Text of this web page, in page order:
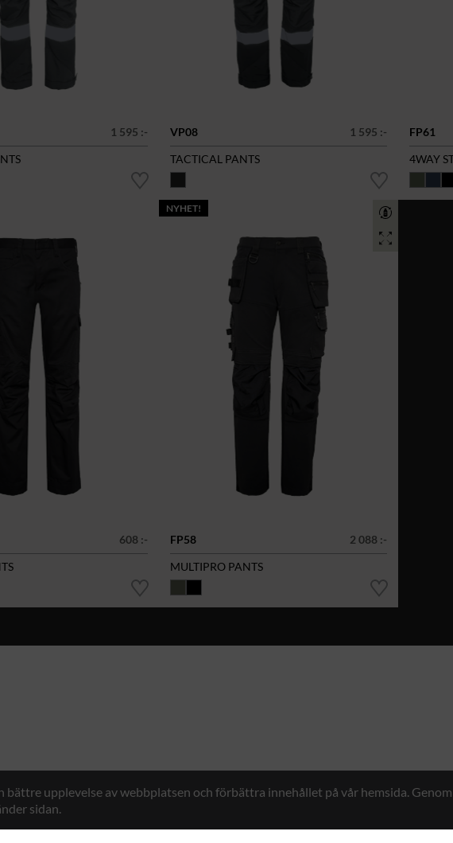
1 595 :-
VP08
1 595 :-
TACTICAL PANTS
FP61
4WAY
608 :-
NYHET!
FP58
2 088 :-
MULTIPRO PANTS
upplevelse av webbplatsen och förbättra innehållet på vår hemsida.
sidan.